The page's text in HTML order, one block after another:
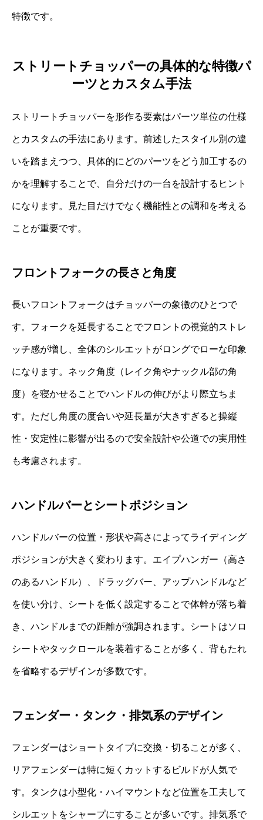
特徴です。
ストリートチョッパーの具体的な特徴パ
ーツとカスタム手法
ストリートチョッパーを形作る要素はパーツ単位の仕様
とカスタムの手法にあります。前述したスタイル別の違
いを踏まえつつ、具体的にどのパーツをどう加工するの
かを理解することで、自分だけの一台を設計するヒント
になります。見た目だけでなく機能性との調和を考える
ことが重要です。
フロントフォークの長さと角度
長いフロントフォークはチョッパーの象徴のひとつで
す。フォークを延長することでフロントの視覚的ストレ
ッチ感が増し、全体のシルエットがロングでローな印象
になります。ネック角度（レイク角やナックル部の角
度）を寝かせることでハンドルの伸びがより際立ちま
す。ただし角度の度合いや延長量が大きすぎると操縦
性・安定性に影響が出るので安全設計や公道での実用性
も考慮されます。
ハンドルバーとシートポジション
ハンドルバーの位置・形状や高さによってライディング
ポジションが大きく変わります。エイプハンガー（高さ
のあるハンドル）、ドラッグバー、アップハンドルなど
を使い分け、シートを低く設定することで体幹が落ち着
き、ハンドルまでの距離が強調されます。シートはソロ
シートやタックロールを装着することが多く、背もたれ
を省略するデザインが多数です。
フェンダー・タンク・排気系のデザイン
フェンダーはショートタイプに交換・切ることが多く、
リアフェンダーは特に短くカットするビルドが人気で
す。タンクは小型化・ハイマウントなど位置を工夫して
シルエットをシャープにすることが多いです。排気系で